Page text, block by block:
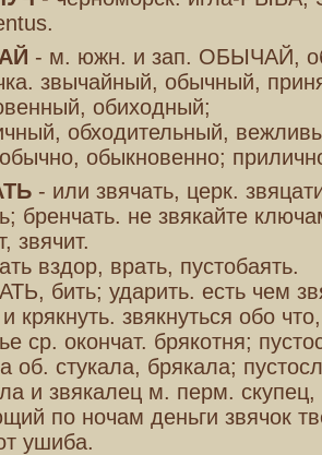
- м. южн. и зап. ОБЫЧАЙ,
звычайный, обычный,
обиходный;
обходительный,
обыкновенно;
- или звячать, церк.
бренчать. не звякайте
звячит.
вздор, врать, пустобаять.
бить; ударить. есть чем
крякнуть. звякнуться обо
ср. окончат. брякотня;
об. стукала, брякала;
и звякалец м. перм. скупец,
по ночам деньги звячок
ушиба.